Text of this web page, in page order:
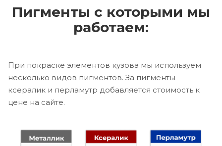
Пигменты с которыми мы
работаем:
При покраске элементов кузова мы используем
несколько видов пигментов. За пигменты
ксералик и перламутр добавляется стоимость к
цене на сайте.